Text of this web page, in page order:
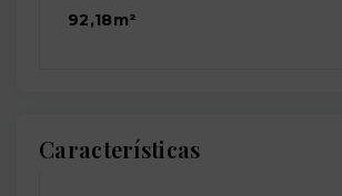
92,18m²
Características